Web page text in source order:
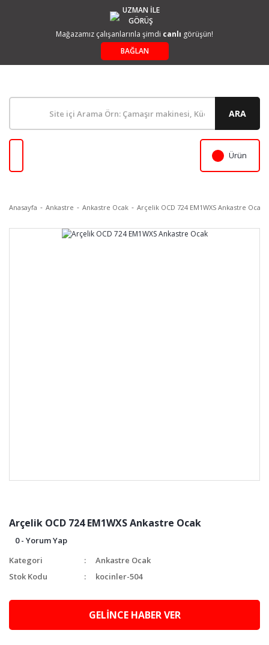
UZMAN İLE
GÖRÜŞ
Mağazamız çalışanlarınla şimdi canlı görüşün!
BAĞLAN
ARA
Ürün
Anasayfa Ankastre Ankastre Ocak Arçelik OCD 724 EM1WXS Ankastre Ocak
Arçelik OCD 724 EM1WXS Ankastre Ocak
0 - Yorum Yap
Kategori
Ankastre Ocak
Stok Kodu
kocinler-504
GELİNCE HABER VER